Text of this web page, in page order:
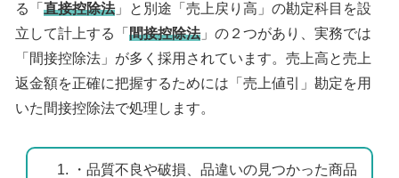
る「 直接控除法」と別途「売上戻り高」の勘定科目を設
立して計上する「 間接控除法」の２つがあり、実務では
「間接控除法」が多く採用されています。売上高と売上
返金額を正確に把握するためには「売上値引」勘定を用
いた間接控除法で処理します。
・品質不良や破損、品違いの見つかった商品